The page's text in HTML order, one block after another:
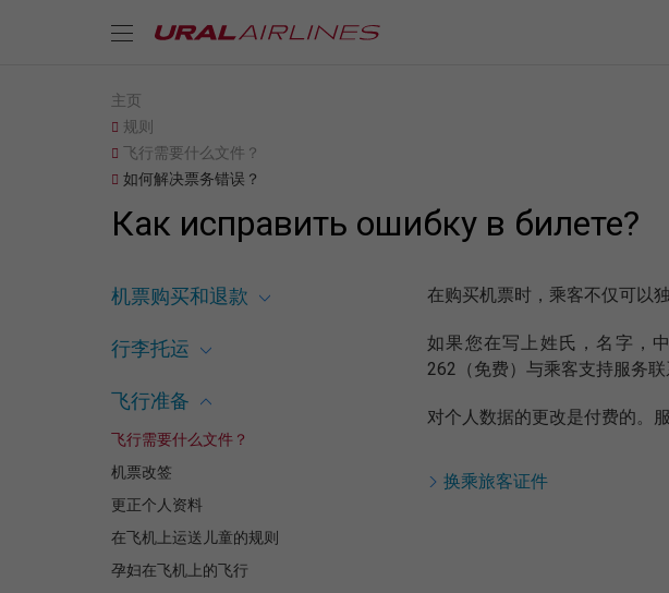
主页
规则
飞行需要什么文件？
如何解决票务错误？
Как исправить ошибку в билете?
机票购买和退款
行李托运
飞行准备
飞行需要什么文件？
机票改签
更正个人资料
在飞机上运送儿童的规则
孕妇在飞机上的飞行
在购买机票时，乘客不仅可以
如果您在写上姓氏，名字，
262（免费）与乘客支持服务
对个人数据的更改是付费的。
换乘旅客证件